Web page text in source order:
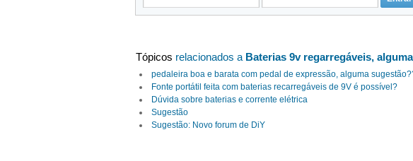
Tópicos relacionados a Baterias 9v regarregáveis,
pedaleira boa e barata com pedal de expressão, alguma
Fonte portátil feita com baterias recarregáveis de 9V é possível?
Dúvida sobre baterias e corrente elétrica
Sugestão
Sugestão: Novo forum de DiY